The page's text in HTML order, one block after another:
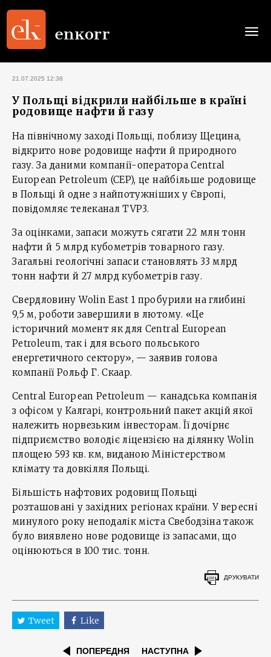
21.07.2025 12:38
У Польщі відкрили найбільше в країні
родовище нафти й газу
На північному заході Польщі, поблизу Щецина,
відкрито нове родовище нафти й природного
газу. За даними компанії-оператора Central
European Petroleum (CEP), це найбільше родовище
в Польщі й одне з найпотужніших у Європі,
повідомляє телеканал TVP3.
За оцінками, запаси можуть сягати 22 млн тонн
нафти й 5 млрд кубометрів товарного газу.
Загальні геологічні запаси становлять 33 млрд
тонн нафти й 27 млрд кубометрів газу.
Свердловину Wolin East 1 пробурили на глибині
9,5 м, роботи завершили в лютому. «Це
історичний момент як для Central European
Petroleum, так і для всього польського
енергетичного сектору», — заявив голова
компанії Рольф Г. Скаар.
Central European Petroleum — канадська компанія
з офісом у Калгарі, контрольний пакет акцій якої
належить норвезьким інвесторам. Її дочірнє
підприємство володіє ліцензією на ділянку Wolin
площею 593 кв. км, виданою Міністерством
клімату та довкілля Польщі.
Більшість нафтових родовищ Польщі
розташовані у західних регіонах країни. У вересні
минулого року неподалік міста Свебодзіна також
було виявлено нове родовище із запасами, що
оцінюються в 100 тис. тонн.
ДРУКУВАТИ
Tweet Like
ПОПЕРЕДНЯ НАСТУПНА